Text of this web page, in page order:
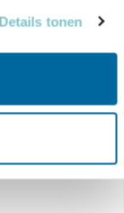
Details tonen